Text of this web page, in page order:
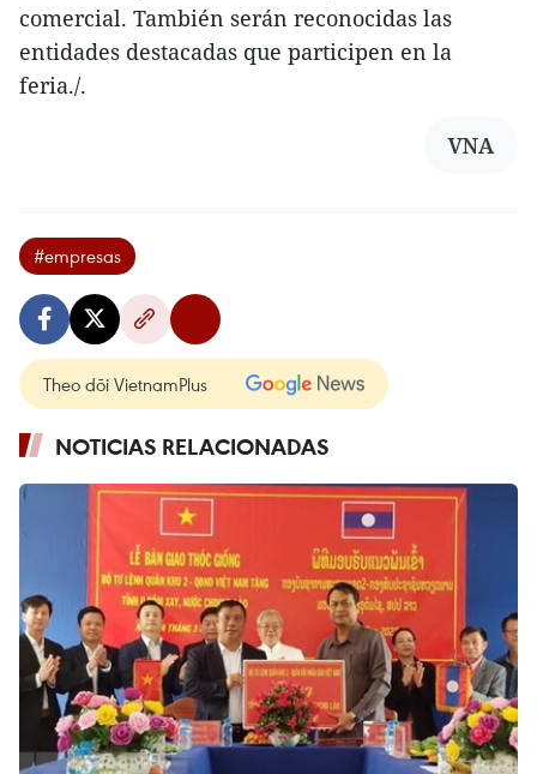
comercial. También serán reconocidas las
entidades destacadas que participen en la
feria./.
VNA
#empresas
Theo dõi VietnamPlus
NOTICIAS RELACIONADAS